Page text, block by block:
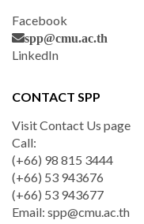
Facebook
spp@cmu.ac.th
LinkedIn
CONTACT SPP
Visit Contact Us page
Call:
(+66) 98 815 3444
(+66) 53 943676
(+66) 53 943677
Email: spp@cmu.ac.th